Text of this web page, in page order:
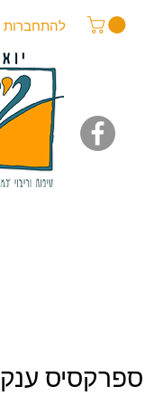
להתחברות
ספרקסיס ענק